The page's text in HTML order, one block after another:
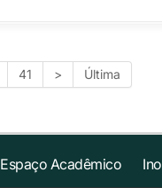
41 > Última
Espaço Acadêmico